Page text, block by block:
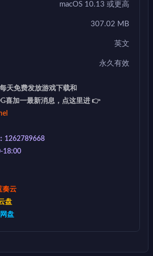
macOS 10.13 或更高
307.02 MB
英文
永久有效
每天免费发放游戏下载和
喜加一最新消息，点这里进 👉
1262789668
18:00
奏云
盘
盘